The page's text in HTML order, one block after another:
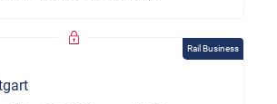
Rail Business